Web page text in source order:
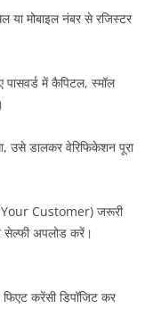
मोबाइल नंबर से रजिस्टर
पासवर्ड में कैपिटल, स्मॉल
उसे डालकर वेरिफिकेशन पूरा
Your Customer) जरूरी
सेल्फी अपलोड करें।
करेंसी डिपॉजिट कर